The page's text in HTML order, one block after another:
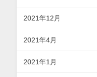
2021年12月
2021年4月
2021年1月